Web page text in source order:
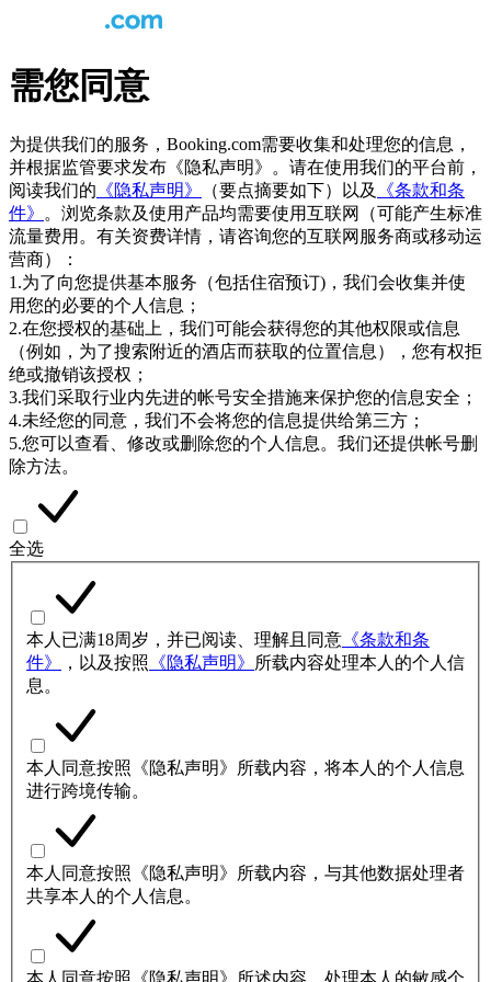
需您同意
为提供我们的服务，Booking.com需要收集和处理您的信息，
并根据监管要求发布《隐私声明》。请在使用我们的平台前，
阅读我们的 《隐私声明》 （要点摘要如下）以及
《条款和条
件》
。浏览条款及使用产品均需要使用互联网（可能产生标准
流量费用。有关资费详情，请咨询您的互联网服务商或移动运
营商）：
1.为了向您提供基本服务（包括住宿预订)，我们会收集并使
用您的必要的个人信息；
2.在您授权的基础上，我们可能会获得您的其他权限或信息
（例如，为了搜索附近的酒店而获取的位置信息），您有权拒
绝或撤销该授权；
3.我们采取行业内先进的帐号安全措施来保护您的信息安全；
4.未经您的同意，我们不会将您的信息提供给第三方；
5.您可以查看、修改或删除您的个人信息。我们还提供帐号删
除方法。
全选
本人已满18周岁，并已阅读、理解且同意 《条款和条
件》
，以及按照 《隐私声明》
所载内容处理本人的个人信
息。
本人同意按照《隐私声明》所载内容，将本人的个人信息
进行跨境传输。
本人同意按照《隐私声明》所载内容，与其他数据处理者
共享本人的个人信息。
本人同意按照《隐私声明》所述内容，处理本人的敏感个